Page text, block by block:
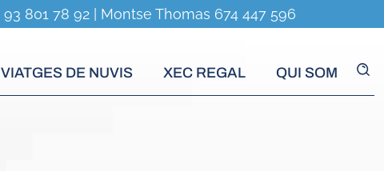
93 801 78 92 Montse Thomas 674 447 596
VIATGES DE NUVIS XEC REGAL QUI SOM